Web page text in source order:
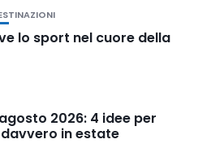
lo sport nel cuore della
2026: 4 idee per
in estate